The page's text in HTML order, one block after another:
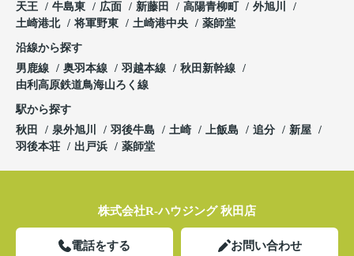
天王
牛島東 広面 新藤田 高陽青柳町
外旭川
土崎港北
将軍野東 土崎港中央 薬師堂
沿線から探す
男鹿線
奥羽本線 羽越本線
秋田新幹線
由利高原鉄道鳥海山ろく線
駅から探す
秋田
泉外旭川 羽後牛島 土崎 上飯島 追分
新屋
羽後本荘
出戸浜 薬師堂
株式会社R-ハウジング 秋田店
電話をする お問い合わせ